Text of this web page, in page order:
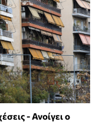
- Ανοίγει ο